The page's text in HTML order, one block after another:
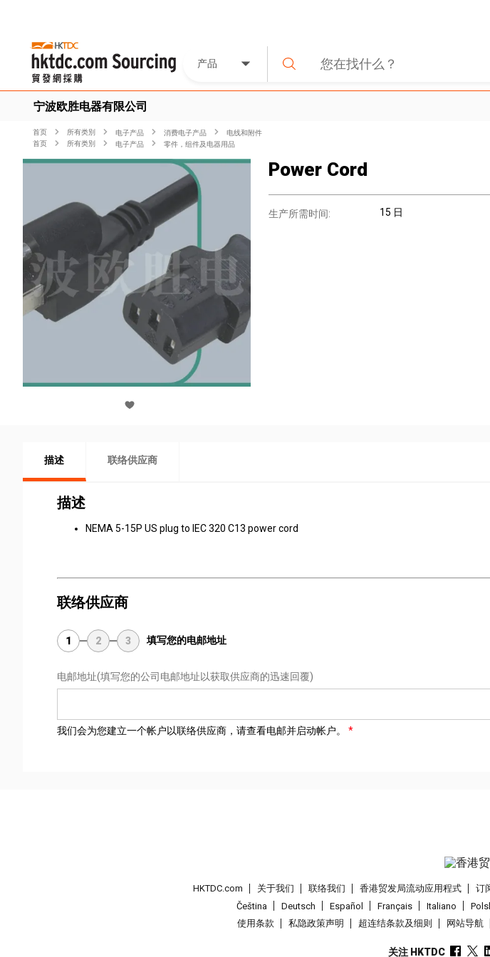
产品
宁波欧胜电器有限公司
首页 所有类別 电子产品 消费电子产品
电线和附件
首页
所有类別 电子产品 零件，组件及电器用品
Power Cord
生产所需时间: 15 日
描述 联络供应商
描述
NEMA 5-15P US plug to IEC 320 C13 power cord
联络供应商
1 2 3 填写您的电邮地址
电邮地址(填写您的公司电邮地址以获取供应商的迅速回覆)
我们会为您建立一个帐户以联络供应商，请查看电邮并启动帐户。
HKTDC.com 关于我们 联络我们 香港贸发局流动应用程式 订
Čeština
Deutsch Español Français Italiano
使用条款
私隐政策声明 超连结条款及细则 网站导航
关注 HKTDC